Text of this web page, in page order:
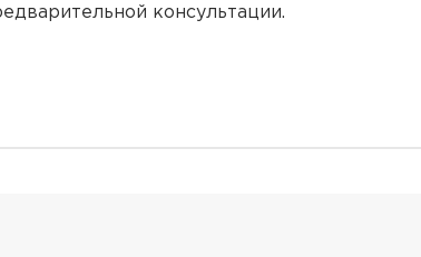
консультации.